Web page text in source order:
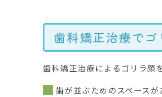
歯科矯正治療で
歯科矯正治療によるゴリラ顔
歯が並ぶためのスペース